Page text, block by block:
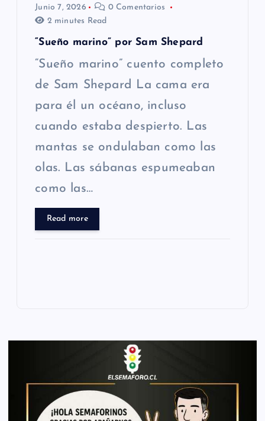
Junio 7, 2026
0 Comentarios
2 minutes Read
“Sueño marino” por Sam Shepard
“Sueño marino” cuento completo
de Sam Shepard La cama era
para él un océano, incluso
cuando estaba despierto. Las
mantas se ondulaban como las
olas. Las sábanas espumeaban
como las…
Read more